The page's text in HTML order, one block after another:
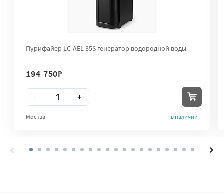
Пурифайер LC-AEL-35S генератор водородной воды
194 750₽
Количество +
Москва в наличии